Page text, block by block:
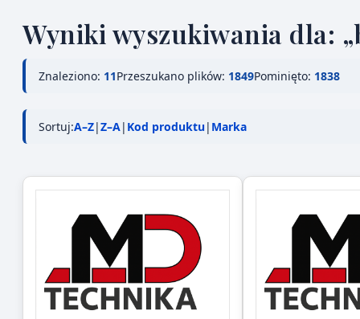
Wyniki wyszukiwania dla:
Znaleziono: 11Przeszukano plików: 1849Pominięto: 1838
Sortuj:A–Z|Z–A| Kod produktu| Marka